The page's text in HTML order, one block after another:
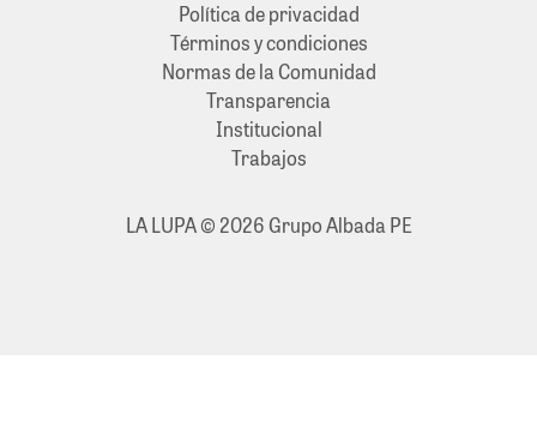
Política de privacidad
Términos y condiciones
Normas de la Comunidad
Transparencia
Institucional
Trabajos
LA LUPA © 2026 Grupo Albada PE